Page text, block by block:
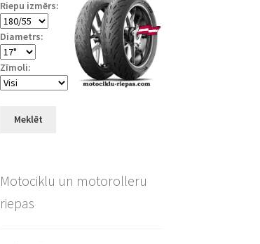
Riepu izmērs:
Diametrs:
Zīmoli:
Meklēt
Motociklu un motorolleru
riepas